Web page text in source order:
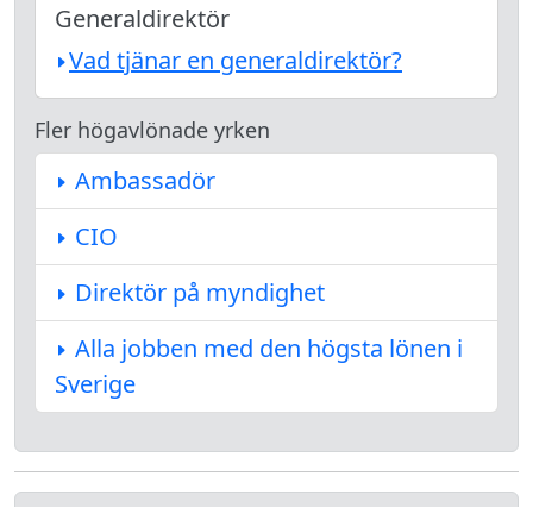
Generaldirektör
Vad tjänar en generaldirektör?
Fler högavlönade yrken
Ambassadör
CIO
Direktör på myndighet
Alla jobben med den högsta lönen i
Sverige